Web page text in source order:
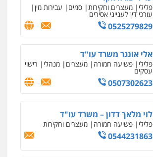
פלילי מעצרים וחקירות סמים עבירות מין
עורכי דין לענייני אסירים
0525279829
אלי אונגר משרד עו"ד
פלילי פשיעה חמורה מעצרים מנהלי רישוי
עסקים
0507302623
לוי מלאך דדון – משרד עו"ד
פלילי פשיעה חמורה מעצרים וחקירות
0544231863